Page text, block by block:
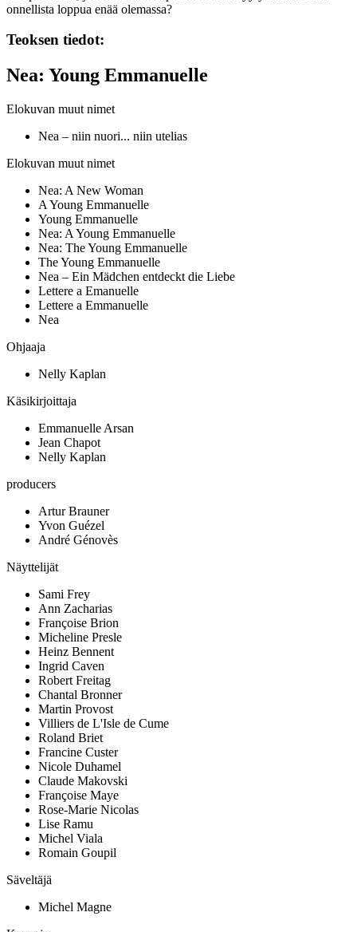
onnellista loppua enää olemassa?
Teoksen tiedot:
Nea: Young Emmanuelle
Elokuvan muut nimet
Nea – niin nuori... niin utelias
Elokuvan muut nimet
Nea: A New Woman
A Young Emmanuelle
Young Emmanuelle
Nea: A Young Emmanuelle
Nea: The Young Emmanuelle
The Young Emmanuelle
Nea – Ein Mädchen entdeckt die Liebe
Lettere a Emanuelle
Lettere a Emmanuelle
Nea
Ohjaaja
Nelly Kaplan
Käsikirjoittaja
Emmanuelle Arsan
Jean Chapot
Nelly Kaplan
producers
Artur Brauner
Yvon Guézel
André Génovès
Näyttelijät
Sami Frey
Ann Zacharias
Françoise Brion
Micheline Presle
Heinz Bennent
Ingrid Caven
Robert Freitag
Chantal Bronner
Martin Provost
Villiers de L'Isle de Cume
Roland Briet
Francine Custer
Nicole Duhamel
Claude Makovski
Françoise Maye
Rose-Marie Nicolas
Lise Ramu
Michel Viala
Romain Goupil
Säveltäjä
Michel Magne